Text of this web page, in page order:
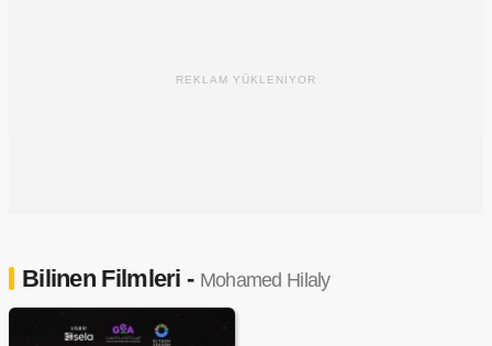
REKLAM YÜKLENİYOR
Bilinen Filmleri - Mohamed Hilaly